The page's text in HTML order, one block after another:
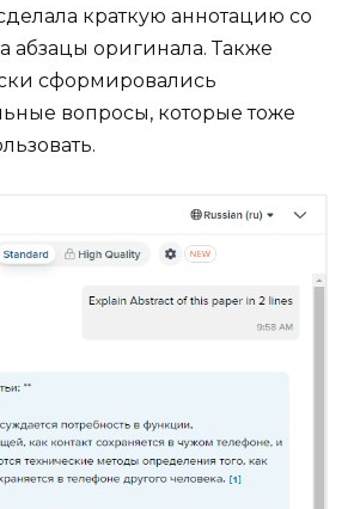
краткую аннотацию со
абзацы оригинала. Также
сформировались
вопросы, которые тоже